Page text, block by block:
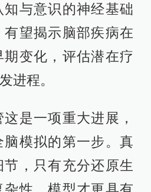
与意识的神经基础
望揭示脑部疾病在
变化，评估潜在疗
进程。
是一项重大进展，
模拟的第一步。真
，只有充分还原生
性，模型才更具有